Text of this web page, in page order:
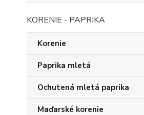
KORENIE - PAPRIKA
Korenie
Paprika mletá
Ochutená mletá paprika
Maďarské korenie